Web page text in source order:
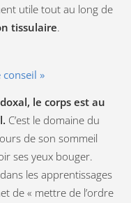
utile tout au long de
tissulaire.
»
le corps est au
C’est le domaine du
de son sommeil
ses yeux bouger.
les apprentissages
de « mettre de l’ordre